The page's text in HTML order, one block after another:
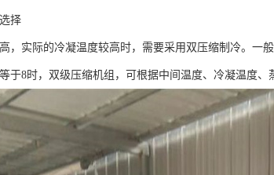
择
，实际的冷凝温度较高时，需要采用双压缩制冷。一
于8时，双级压缩机组，可根据中间温度、冷凝温度、